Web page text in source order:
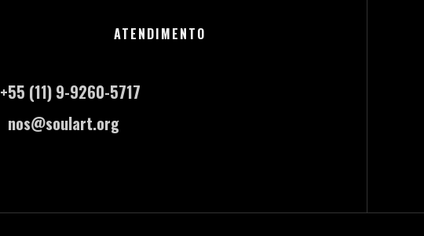
ATENDIMENTO
+55 (11) 9-9260-5717
nos@soulart.org